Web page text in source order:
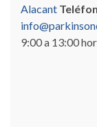
Alacant
9:00 a 13:00